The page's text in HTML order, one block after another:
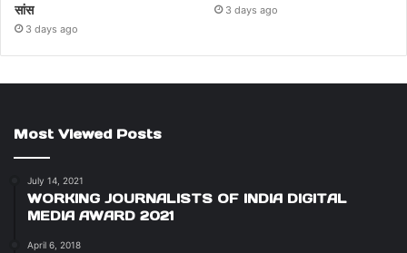
सांस
3 days ago
3 days ago
Most Viewed Posts
July 14, 2021
WORKING JOURNALISTS OF INDIA DIGITAL
MEDIA AWARD 2021
April 6, 2018